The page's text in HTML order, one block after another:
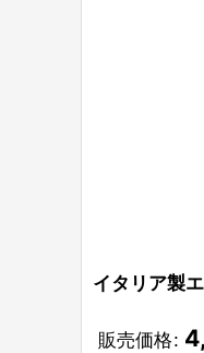
イタリア製
販売価格: